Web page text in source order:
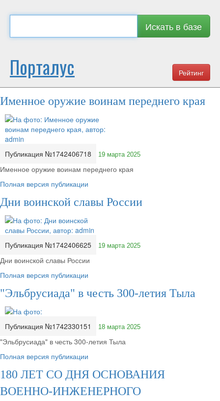
Искать в базе
Рейтинг
Порталус
Именное оружие воинам переднего края
Публикация №1742406718 19 марта 2025
Именное оружие воинам переднего края
Полная версия публикации
Дни воинской славы России
Публикация №1742406625 19 марта 2025
Дни воинской славы России
Полная версия публикации
"Эльбрусиада" в честь 300-летия Тыла
Публикация №1742330151 18 марта 2025
"Эльбрусиада" в честь 300-летия Тыла
Полная версия публикации
180 ЛЕТ СО ДНЯ ОСНОВАНИЯ
ВОЕННО-ИНЖЕНЕРНОГО